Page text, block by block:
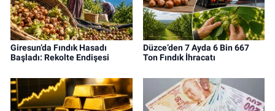
Giresun’da Fındık Hasadı
Başladı: Rekolte Endişesi
Düzce’den 7 Ayda 6 Bin 667
Ton Fındık İhracatı